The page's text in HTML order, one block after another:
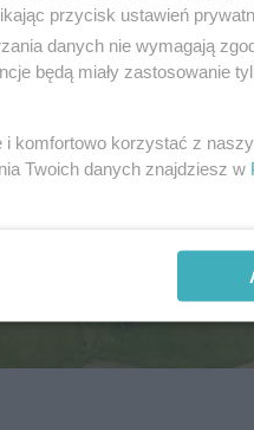
przycisk ustawień
danych nie wymagają
będą miały zastosowanie
i komfortowo korzystać z
Twoich danych znajdziesz w